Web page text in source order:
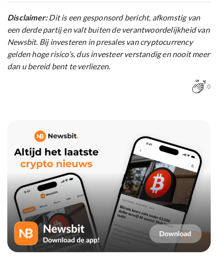
Disclaimer:Dit is een gesponsord bericht, afkomstig van
een derde partij en valt buiten de verantwoordelijkheid van
Newsbit. Bij investeren in presales van cryptocurrency
gelden hoge risico’s, dus investeer verstandig en nooit meer
dan u bereid bent te verliezen.
0